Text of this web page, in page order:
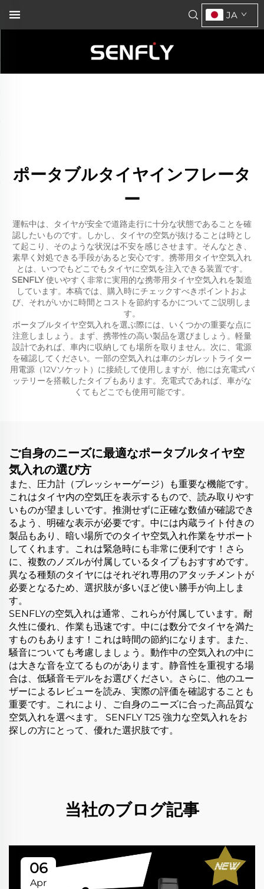
JA
ポータブルタイヤインフレータ
ー
運転中は、タイヤが安全で道路走行に十分な状態であることを確
認したいものです。しかし、タイヤの空気が抜けることは時とし
て起こり、そのような状況は不安を感じさせます。そんなとき、
素早く対処できる手段があると安心です。携帯用タイヤ空気入れ
とは、いつでもどこでもタイヤに空気を注入できる装置です。
SENFLY使いやすく非常に実用的な携帯用タイヤ空気入れを製造
しています。本稿では、購入時にチェックすべきポイントおよ
び、それがいかに時間とコストを節約するかについてご説明しま
す。
ポータブルタイヤ空気入れを選ぶ際には、いくつかの重要な点に
注意しましょう。まず、携帯性の高い製品を選びましょう。軽量
設計であれば、車内に収納しても場所を取りません。次に、電源
を確認してください。一部の空気入れは車のシガレットライター
用電源（12Vソケット）に接続して使用しますが、他には充電式バ
ッテリーを搭載したタイプもあります。充電式であれば、車がな
くてもどこでも使用可能です。
ご自身のニーズに最適なポータブルタイヤ空
気入れの選び方
また、圧力計（プレッシャーゲージ）も重要な機能です。
これはタイヤ内の空気圧を表示するもので、読み取りやす
いものが望ましいです。推測せずに正確な数値が確認でき
るよう、明確な表示が必要です。中には内蔵ライト付きの
製品もあり、暗い場所でのタイヤ空気入れ作業をサポート
してくれます。これは緊急時にも非常に便利です！さら
に、複数のノズルが付属しているタイプもおすすめです。
異なる種類のタイヤにはそれぞれ専用のアタッチメントが
必要となるため、選択肢が多いほど使い勝手が向上しま
す。
SENFLYの空気入れは通常、これらが付属しています。耐
久性に優れ、作業も迅速です。中には数分でタイヤを満た
すものもあります！これは時間の節約になります。また、
騒音についても考慮しましょう。動作中の空気入れの中に
は大きな音を立てるものがあります。静音性を重視する場
合は、低騒音モデルをお選びください。さらに、他のユー
ザーによるレビューを読み、実際の評価を確認することも
重要です。これにより、ご自身のニーズに合った高品質な
空気入れを選べます。 SENFLY T25 強力な空気入れをお
探しの方にとって、優れた選択肢です。
当社のブログ記事
06
Apr